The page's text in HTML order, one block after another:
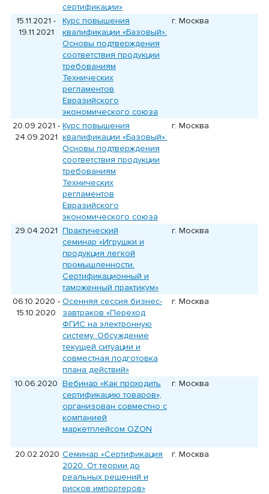
сертификации»
15.11.2021 -
19.11.2021
Курс повышения
квалификации «Базовый»:
Основы подтверждения
соответствия продукции
требованиям
Технических
регламентов
Евразийского
экономического союза
г. Москва
20.09.2021 -
24.09.2021
Курс повышения
квалификации «Базовый»:
Основы подтверждения
соответствия продукции
требованиям
Технических
регламентов
Евразийского
экономического союза
г. Москва
29.04.2021 Практический
семинар «Игрушки и
продукция легкой
промышленности.
Сертификационный и
таможенный практикум»
г. Москва
06.10.2020 -
15.10.2020
Осенняя сессия бизнес-
завтраков «Переход
ФГИС на электронную
систему. Обсуждение
текущей ситуации и
совместная подготовка
плана действий»
г. Москва
10.06.2020 Вебинар «Как проходить
сертификацию товаров»,
организован совместно с
компанией
маркетплейсом OZON
г. Москва
20.02.2020 Cеминар «Сертификация
2020. От теории до
реальных решений и
рисков импортеров»
г. Москва